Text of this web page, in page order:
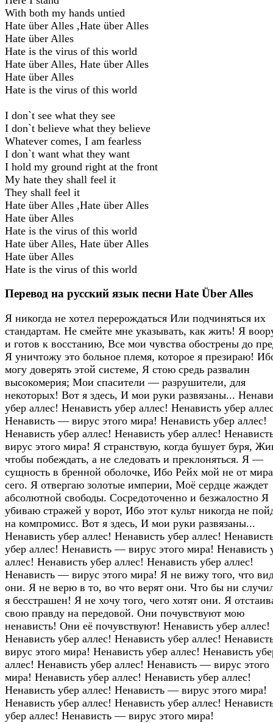
With both my hands untied
Hate über Alles ,Hate über Alles
Hate über Alles
Hate is the virus of this world
Hate über Alles, Hate über Alles
Hate über Alles
Hate is the virus of this world
I don`t see what they see
I don`t believe what they believe
Whatever comes, I am fearless
I don`t want what they want
I hold my ground right at the front
My hate they shall feel it
They shall feel it
Hate über Alles ,Hate über Alles
Hate über Alles
Hate is the virus of this world
Hate über Alles, Hate über Alles
Hate über Alles
Hate is the virus of this world
Перевод на русский язык песни Hate Über Alles
Я никогда не хотел перерождаться Или подчиняться их
стандартам. Не смейте мне указывать, как жить! Я
и готов к восстанию, Все мои чувства обострены до
Я уничтожу это больное племя, которое я презираю!
могу доверять этой системе, Я стою средь развалин
высокомерия; Мои спасители — разрушители, для
некоторых! Вот я здесь, И мои руки развязаны...
убер аллес! Ненависть убер аллес! Ненависть убер
Ненависть — вирус этого мира! Ненависть убер аллес!
Ненависть убер аллес! Ненависть убер аллес!
вирус этого мира! Я странствую, когда бушует буря,
чтобы побеждать, а не следовать и преклоняться. Я —
сущность в бренной оболочке, Ибо Рейх мой не от мира
сего. Я отвергаю золотые империи, Моё сердце жаждет
абсолютной свободы. Сосредоточенно и безжалостно Я
убиваю стражей у ворот, Ибо этот культ никогда не
на компромисс. Вот я здесь, И мои руки развязаны...
Ненависть убер аллес! Ненависть убер аллес!
убер аллес! Ненависть — вирус этого мира! Ненависть
аллес! Ненависть убер аллес! Ненависть убер аллес!
Ненависть — вирус этого мира! Я не вижу того, что
они. Я не верю в то, во что верят они. Что бы ни
я бесстрашен! Я не хочу того, чего хотят они. Я
свою правду на передовой. Они почувствуют мою
ненависть! Они её почувствуют! Ненависть убер аллес!
Ненависть убер аллес! Ненависть убер аллес!
вирус этого мира! Ненависть убер аллес! Ненависть
аллес! Ненависть убер аллес! Ненависть — вирус этого
мира! Ненависть убер аллес! Ненависть убер аллес!
Ненависть убер аллес! Ненависть — вирус этого мира!
Ненависть убер аллес! Ненависть убер аллес!
убер аллес! Ненависть — вирус этого мира!